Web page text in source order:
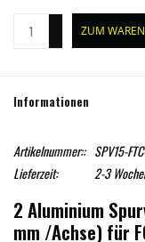
ZUM
Informationen
Artikelnummer:: SPV15-
Lieferzeit:
2-3
2 Aluminium
mm /Achse) für